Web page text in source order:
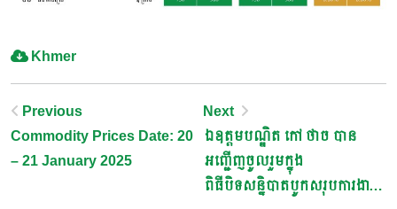
Khmer
Post
Navigation
Previous
Commodity Prices Date: 20
– 21 January 2025
Next
ឯឧត្តមបណ្ឌិត កៅ ថាច បាន
អញ្ជេីញចូលរួមក្នុង​
ពិធីបិទសន្និបាតបូកសរុបការងារ